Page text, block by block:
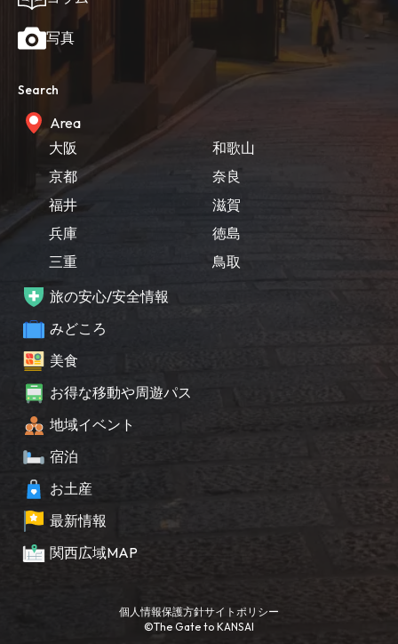
写真
Search
Area
大阪
京都
福井
兵庫
三重
和歌山
奈良
滋賀
徳島
鳥取
旅の安心/安全情報
みどころ
美食
お得な移動や周遊パス
地域イベント
宿泊
お土産
最新情報
関西広域MAP
©The Gate to KANSAI
個人情報保護方針サイトポリシー